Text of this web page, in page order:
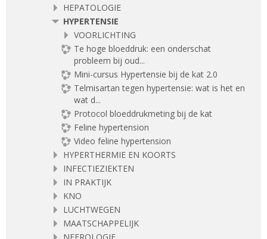
HEPATOLOGIE
HYPERTENSIE
VOORLICHTING
Te hoge bloeddruk: een onderschat
probleem bij oud...
Mini-cursus Hypertensie bij de kat 2.0
Telmisartan tegen hypertensie: wat is het en
wat d...
Protocol bloeddrukmeting bij de kat
Feline hypertension
Video feline hypertension
HYPERTHERMIE EN KOORTS
INFECTIEZIEKTEN
IN PRAKTIJK
KNO
LUCHTWEGEN
MAATSCHAPPELIJK